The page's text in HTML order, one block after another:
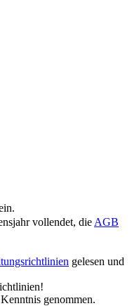
vollendet, die AGB
gelesen und
genommen.